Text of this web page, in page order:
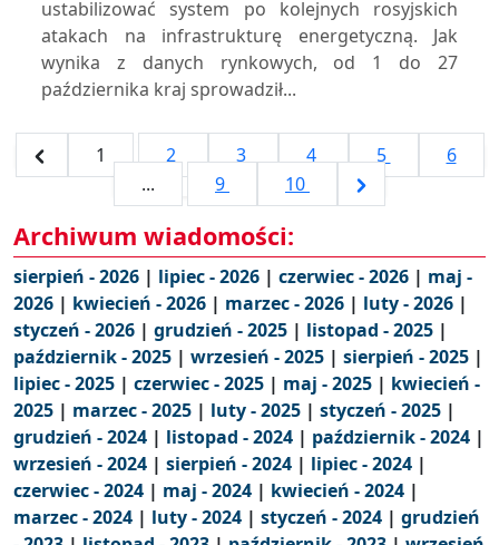
ustabilizować system po kolejnych rosyjskich
atakach na infrastrukturę energetyczną. Jak
wynika z danych rynkowych, od 1 do 27
października kraj sprowadził...
1 2 3 4 5
6
...
9 10
Archiwum wiadomości:
sierpień - 2026 | lipiec - 2026 | czerwiec - 2026 | maj -
2026 | kwiecień - 2026 | marzec - 2026 | luty - 2026 |
styczeń - 2026 | grudzień - 2025 | listopad - 2025 |
październik - 2025 | wrzesień - 2025 | sierpień - 2025 |
lipiec - 2025 | czerwiec - 2025 | maj - 2025 | kwiecień -
2025 | marzec - 2025 | luty - 2025 | styczeń - 2025 |
grudzień - 2024 | listopad - 2024 | październik - 2024 |
wrzesień - 2024 | sierpień - 2024 | lipiec - 2024 |
czerwiec - 2024 | maj - 2024 | kwiecień - 2024 |
marzec - 2024 | luty - 2024 | styczeń - 2024 | grudzień